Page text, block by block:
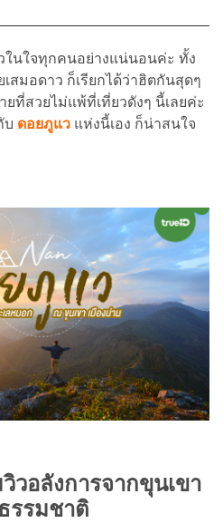
ในใจทุกคนอย่างแน่นอนค่ะ ทั้ง
สมอดาว ก็เรียกได้ว่าฮิตกันสุดๆ
ที่สวยไม่แพ้ที่เที่ยวดังๆ นี้เลยค่ะ
บ ดอยภูแว แห่งนี้เอง ก็น่าสนใจ
อลังการจากขุนเขา
รรมชาติ